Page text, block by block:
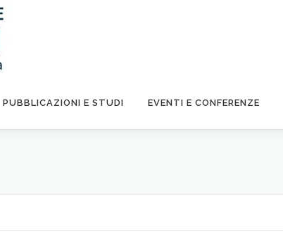
PUBBLICAZIONI E STUDI EVENTI E CONFERENZE